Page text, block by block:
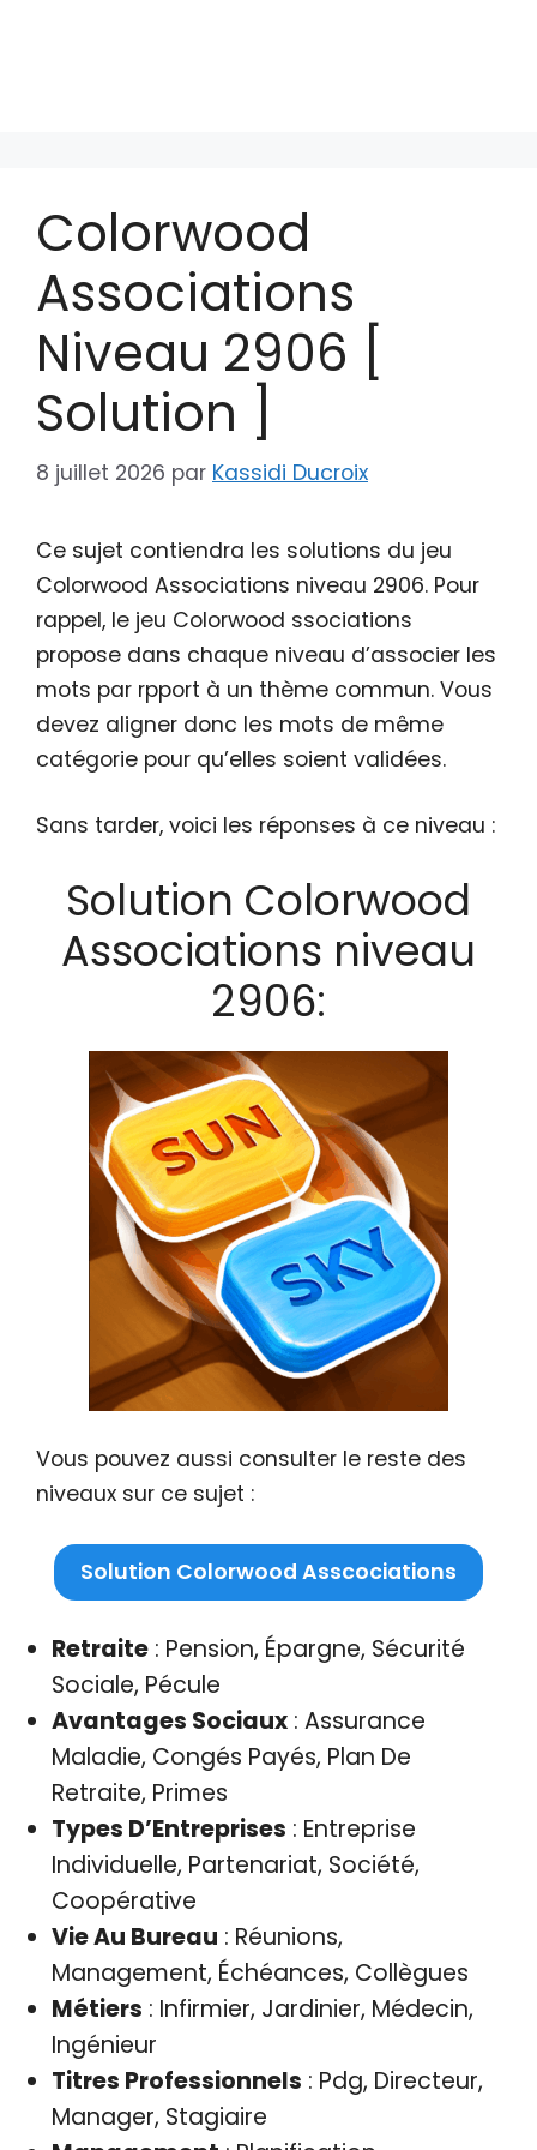
Colorwood
Associations
Niveau 2906 [
Solution ]
8 juillet 2026 par Kassidi Ducroix
Ce sujet contiendra les solutions du jeu
Colorwood Associations niveau 2906. Pour
rappel, le jeu Colorwood ssociations
propose dans chaque niveau d’associer les
mots par rpport à un thème commun. Vous
devez aligner donc les mots de même
catégorie pour qu’elles soient validées.
Sans tarder, voici les réponses à ce niveau :
Solution Colorwood
Associations niveau
2906:
Vous pouvez aussi consulter le reste des
niveaux sur ce sujet :
Solution Colorwood Asscociations
Retraite: Pension, Épargne, Sécurité
Sociale, Pécule
Avantages Sociaux: Assurance
Maladie, Congés Payés, Plan De
Retraite, Primes
Types D’Entreprises : Entreprise
Individuelle, Partenariat, Société,
Coopérative
Vie Au Bureau : Réunions,
Management, Échéances, Collègues
Métiers : Infirmier, Jardinier, Médecin,
Ingénieur
Titres Professionnels : Pdg, Directeur,
Manager, Stagiaire